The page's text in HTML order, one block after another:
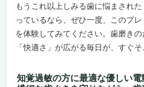
もうこれ以上しみる歯に悩まされ
っているなら、ぜひ一度、このプ
を体験してみてください。歯磨き
「快適さ」が広がる毎日が、すぐそ
知覚過敏の方に最適な優しい